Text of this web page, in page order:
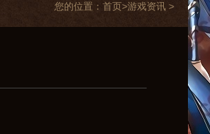
您的位置： 首页>游戏资讯 >